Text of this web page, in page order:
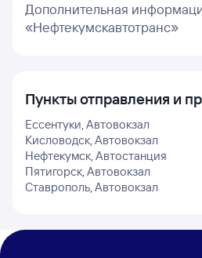
Дополнительная
«Нефтекумскавтотранс»
Пункты отправления и
Ессентуки, Автовокзал
Кисловодск, Автовокзал
Нефтекумск, Автостанция
Пятигорск, Автовокзал
Ставрополь, Автовокзал